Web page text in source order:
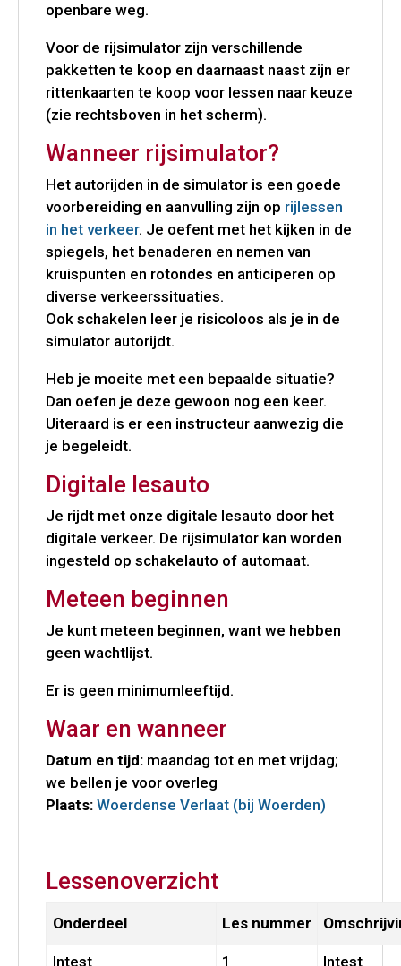
openbare weg.
Voor de rijsimulator zijn verschillende
pakketten te koop en daarnaast naast zijn er
rittenkaarten te koop voor lessen naar keuze
(zie rechtsboven in het scherm).
Wanneer rijsimulator?
Het autorijden in de simulator is een goede
voorbereiding en aanvulling zijn op rijlessen
in het verkeer. Je oefent met het kijken in de
spiegels, het benaderen en nemen van
kruispunten en rotondes en anticiperen op
diverse verkeerssituaties.
Ook schakelen leer je risicoloos als je in de
simulator autorijdt.
Heb je moeite met een bepaalde situatie?
Dan oefen je deze gewoon nog een keer.
Uiteraard is er een instructeur aanwezig die
je begeleidt.
Digitale lesauto
Je rijdt met onze digitale lesauto door het
digitale verkeer. De rijsimulator kan worden
ingesteld op schakelauto of automaat.
Meteen beginnen
Je kunt meteen beginnen, want we hebben
geen wachtlijst.
Er is geen minimumleeftijd.
Waar en wanneer
Datum en tijd: maandag tot en met vrijdag;
we bellen je voor overleg
Plaats: Woerdense Verlaat (bij Woerden)
Lessenoverzicht
Onderdeel Les nummer
Intest 1 Intest